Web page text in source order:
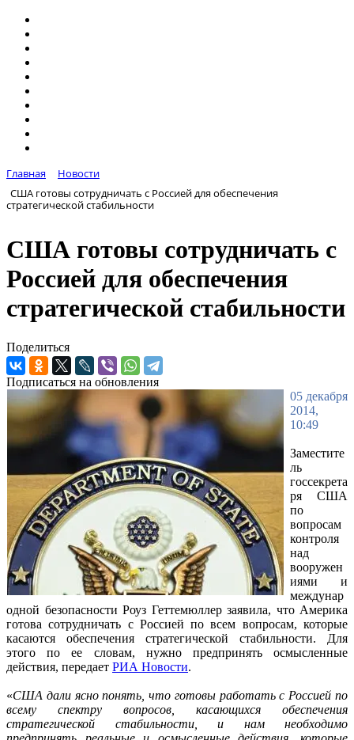
Главная
Новости
США готовы сотрудничать с Россией для обеспечения
стратегической стабильности
США готовы сотрудничать с
Россией для обеспечения
стратегической стабильности
Поделиться
Подписаться на обновления
05 декабря
2014,
10:49
Заместите
ль
госсекрета
ря США
по
вопросам
контроля
над
вооружен
иями и
междунар
одной безопасности Роуз Геттемюллер заявила, что Америка
готова сотрудничать с Россией по всем вопросам, которые
касаются обеспечения стратегической стабильности. Для
этого по ее словам, нужно предпринять осмысленные
действия, передает РИА Новости.
«США дали ясно понять, что готовы работать с Россией по
всему спектру вопросов, касающихся обеспечения
стратегической стабильности, и нам необходимо